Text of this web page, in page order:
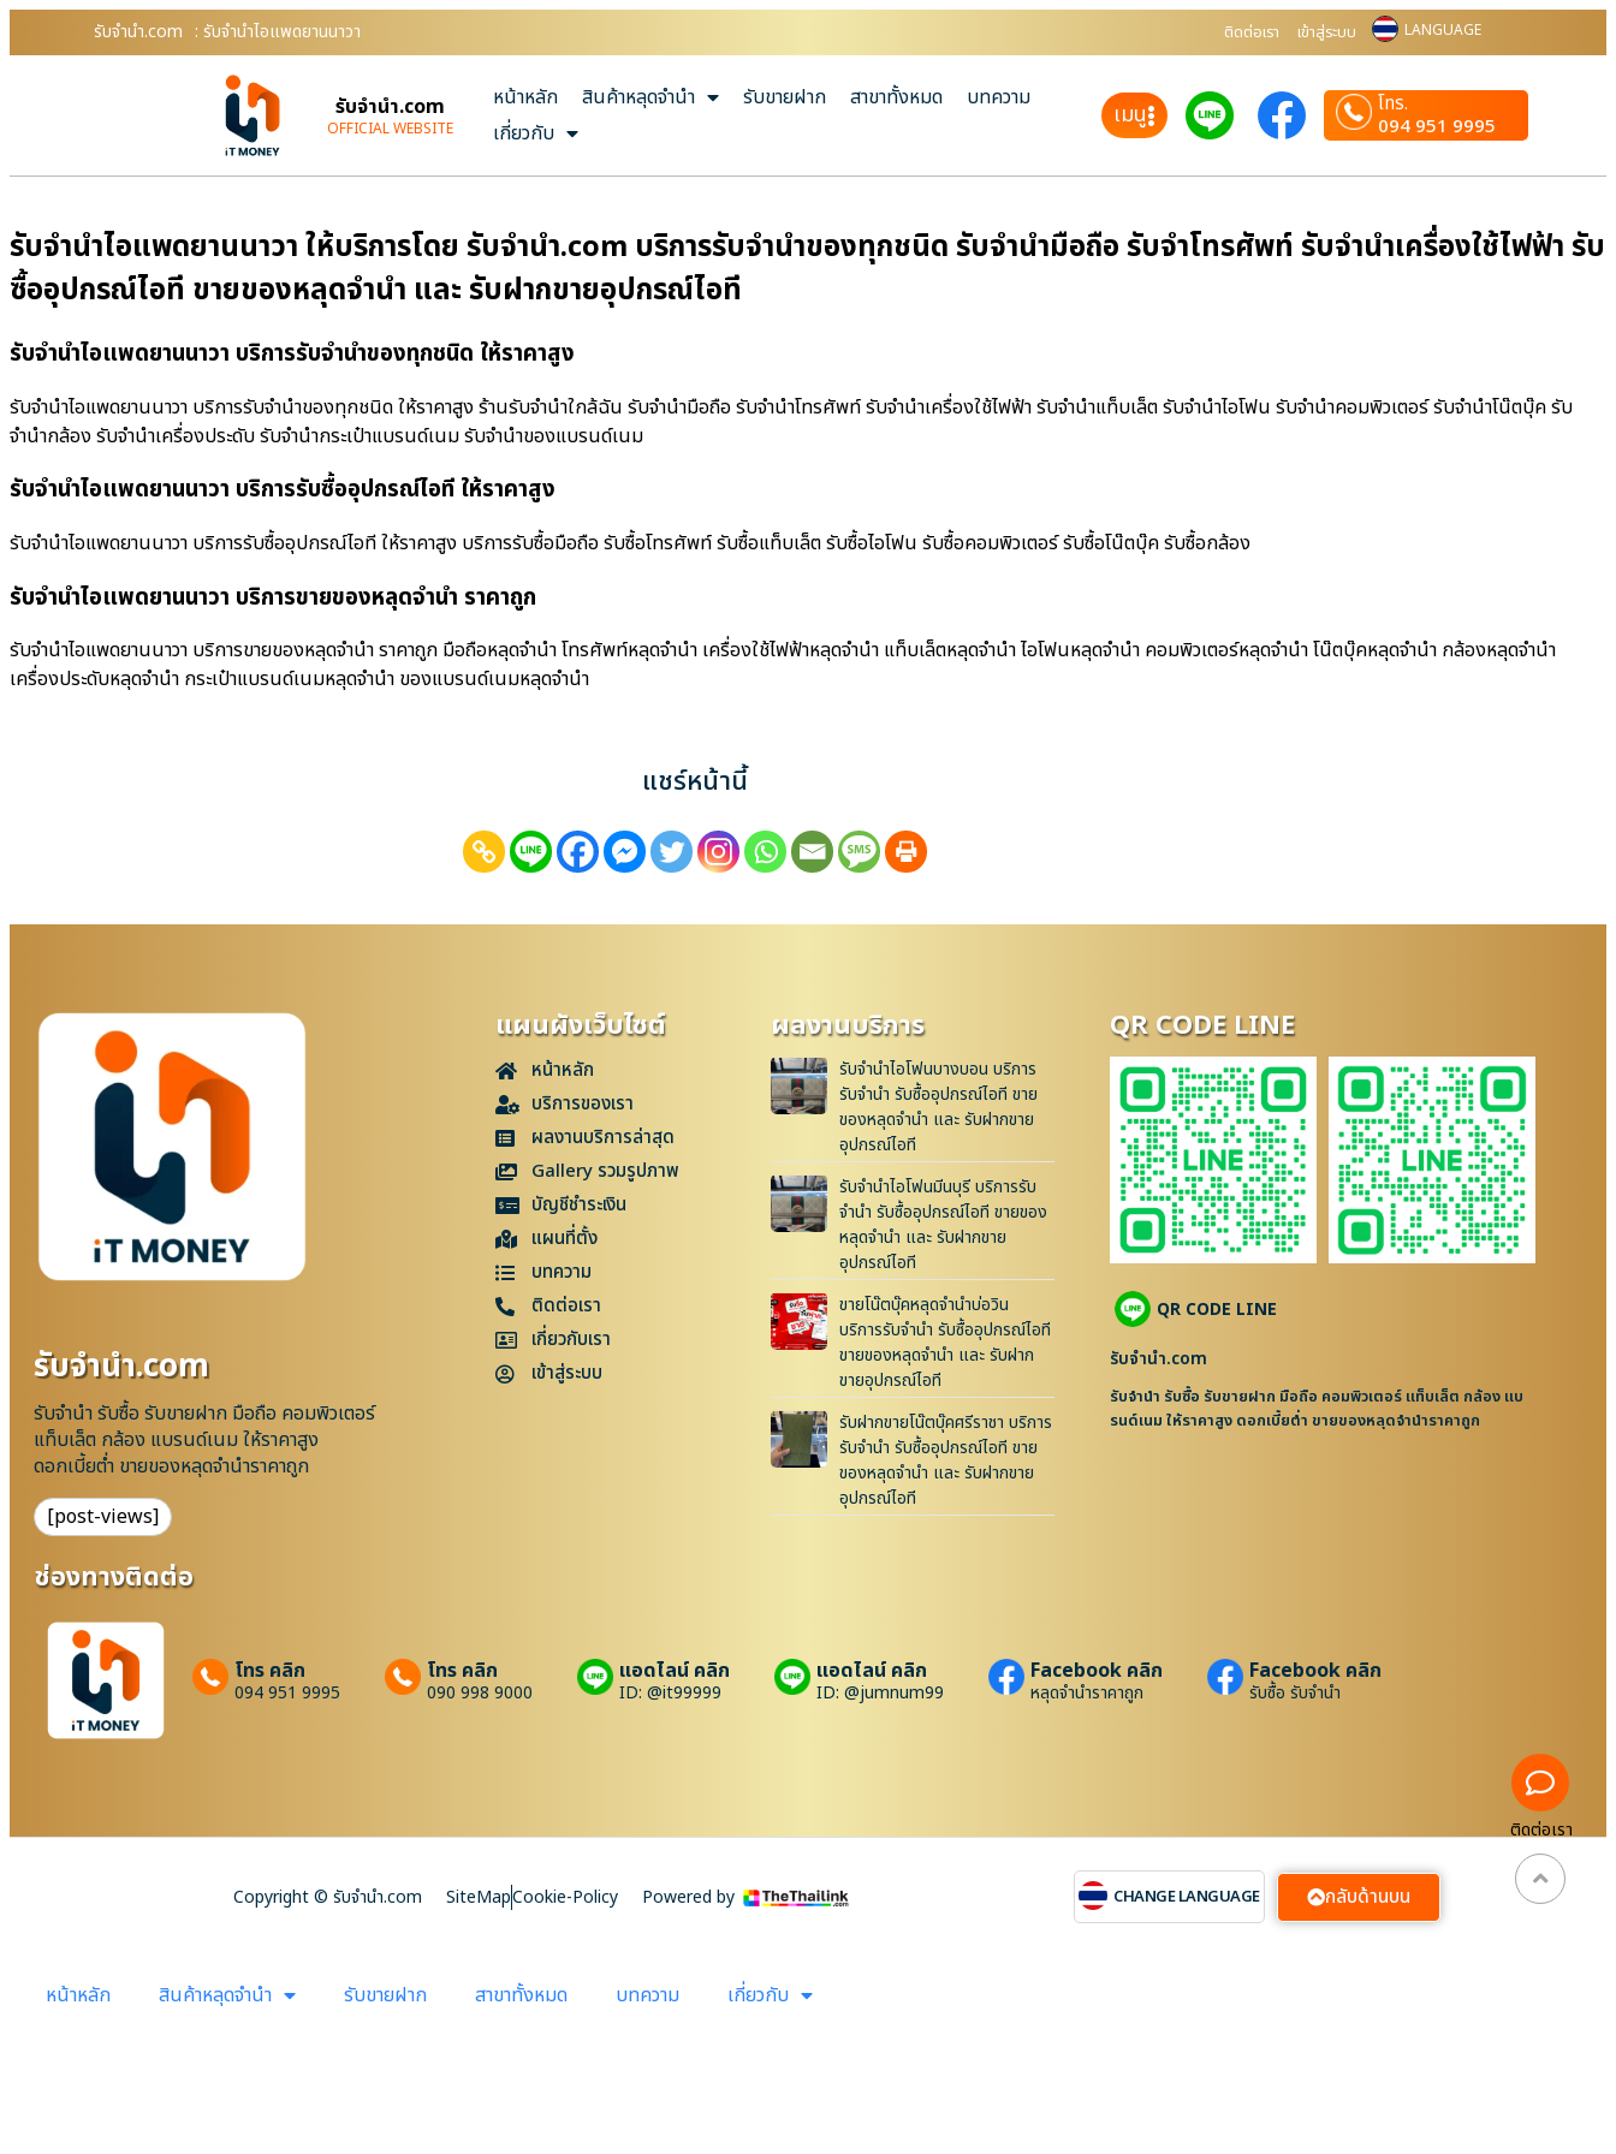
รับจํานํา.com : รับจำนำไอแพดยานนาวา ติดต่อเรา เข้าสู่ระบบ LANGUAGE
รับจํานํา.com
OFFICIAL WEBSITE
หน้าหลัก สินค้าหลุดจำนำ รับขายฝาก สาขาทั้งหมด
บทความ
เกี่ยวกับ
เมนู
โทร.
094 951 9995
รับจำนำไอแพดยานนาวา ให้บริการโดย รับจํานํา.com บริการรับจำนำของทุกชนิด รับจำนำมือถือ รับจำโทรศัพท์ รับจำนำเครื่องใช้ไฟฟ้า รับ
ซื้ออุปกรณ์ไอที ขายของหลุดจำนำ และ รับฝากขายอุปกรณ์ไอที
รับจำนำไอแพดยานนาวา บริการรับจำนำของทุกชนิด ให้ราคาสูง
รับจำนำไอแพดยานนาวา บริการรับจำนำของทุกชนิด ให้ราคาสูง ร้านรับจํานําใกล้ฉัน รับจำนำมือถือ รับจำนำโทรศัพท์ รับจำนำเครื่องใช้ไฟฟ้า รับจำนำแท็บเล็ต รับจำนำไอโฟน รับจำนำคอมพิวเตอร์ รับจำนำโน๊ตบุ๊ค รับ
จำนำกล้อง รับจำนำเครื่องประดับ รับจำนำกระเป๋าแบรนด์เนม รับจำนำของแบรนด์เนม
รับจำนำไอแพดยานนาวา บริการรับซื้ออุปกรณ์ไอที ให้ราคาสูง
รับจำนำไอแพดยานนาวา บริการรับซื้ออุปกรณ์ไอที ให้ราคาสูง บริการรับซื้อมือถือ รับซื้อโทรศัพท์ รับซื้อแท็บเล็ต รับซื้อไอโฟน รับซื้อคอมพิวเตอร์ รับซื้อโน๊ตบุ๊ค รับซื้อกล้อง
รับจำนำไอแพดยานนาวา บริการขายของหลุดจำนำ ราคาถูก
รับจำนำไอแพดยานนาวา บริการขายของหลุดจำนำ ราคาถูก มือถือหลุดจำนำ โทรศัพท์หลุดจำนำ เครื่องใช้ไฟฟ้าหลุดจำนำ แท็บเล็ตหลุดจำนำ ไอโฟนหลุดจำนำ คอมพิวเตอร์หลุดจำนำ โน๊ตบุ๊คหลุดจำนำ กล้องหลุดจำนำ
เครื่องประดับหลุดจำนำ กระเป๋าแบรนด์เนมหลุดจำนำ ของแบรนด์เนมหลุดจำนำ
แชร์หน้านี้
รับจํานํา.com
รับจำนำ รับซื้อ รับขายฝาก มือถือ คอมพิวเตอร์
แท็บเล็ต กล้อง แบรนด์เนม ให้ราคาสูง
ดอกเบี้ยต่ำ ขายของหลุดจำนำราคาถูก
[post-views]
แผนผังเว็บไซต์
หน้าหลัก
บริการของเรา
ผลงานบริการล่าสุด
Gallery รวมรูปภาพ
บัญชีชำระเงิน
แผนที่ตั้ง
บทความ
ติดต่อเรา
เกี่ยวกับเรา
เข้าสู่ระบบ
ผลงานบริการ
รับจำนำไอโฟนบางบอน บริการ
รับจำนำ รับซื้ออุปกรณ์ไอที ขาย
ของหลุดจำนำ และ รับฝากขาย
อุปกรณ์ไอที
รับจำนำไอโฟนมีนบุรี บริการรับ
จำนำ รับซื้ออุปกรณ์ไอที ขายของ
หลุดจำนำ และ รับฝากขาย
อุปกรณ์ไอที
ขายโน๊ตบุ๊คหลุดจำนำบ่อวิน
บริการรับจำนำ รับซื้ออุปกรณ์ไอที
ขายของหลุดจำนำ และ รับฝาก
ขายอุปกรณ์ไอที
รับฝากขายโน๊ตบุ๊คศรีราชา บริการ
รับจำนำ รับซื้ออุปกรณ์ไอที ขาย
ของหลุดจำนำ และ รับฝากขาย
อุปกรณ์ไอที
QR CODE LINE
QR CODE LINE
รับจํานํา.com
รับจำนำ รับซื้อ รับขายฝาก มือถือ คอมพิวเตอร์ แท็บเล็ต กล้อง แบ
รนด์เนม ให้ราคาสูง ดอกเบี้ยต่ำ ขายของหลุดจำนำราคาถูก
ช่องทางติดต่อ
โทร คลิก
094 951 9995
โทร คลิก
090 998 9000
แอดไลน์ คลิก
ID: @it99999
แอดไลน์ คลิก
ID: @jumnum99
Facebook คลิก
หลุดจำนำราคาถูก
Facebook คลิก
รับซื้อ รับจำนำ
Copyright © รับจํานํา.com SiteMapCookie-Policy Powered by CHANGE LANGUAGE กลับด้านบน
ติดต่อเรา
หน้าหลัก สินค้าหลุดจำนำ รับขายฝาก สาขาทั้งหมด บทความ เกี่ยวกับ